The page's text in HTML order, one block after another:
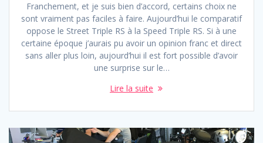
Franchement, et je suis bien d’accord, certains choix ne
sont vraiment pas faciles à faire. Aujourd’hui le comparatif
oppose le Street Triple RS à la Speed Triple RS. Si à une
certaine époque j’aurais pu avoir un opinion franc et direct
sans aller plus loin, aujourd’hui il est fort possible d’avoir
une surprise sur le…
Lire la suite